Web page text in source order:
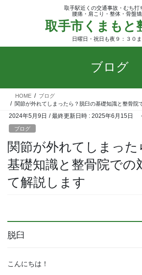
ツ
ッ
シ
移
取手駅近くの交通事故・むち打
腰痛・肩こり・整体・骨盤
取手市くまもと
日曜日・祝日も夜９：３０
ブログ
HOME
ブログ
関節が外れてしまったら？脱臼の基礎知識と整骨院
2024年5月9日 / 最終更新日時 : 2025年6月15日
ブログ
関節が外れてしまった
基礎知識と整骨院での
て解説します
脱臼
こんにちは！